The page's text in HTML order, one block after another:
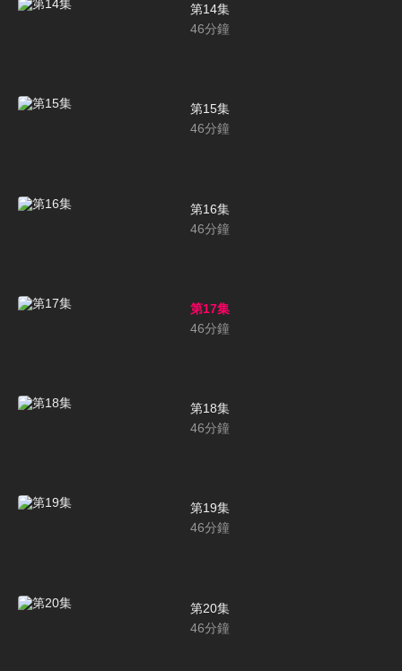
第14集
46分鐘
第15集
46分鐘
第16集
46分鐘
第17集
46分鐘
第18集
46分鐘
第19集
46分鐘
第20集
46分鐘